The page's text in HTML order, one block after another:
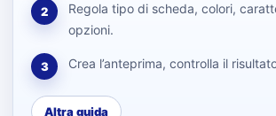
2
Regola tipo di scheda, colori,
opzioni.
3 Crea l’anteprima, controlla il
Altra guida